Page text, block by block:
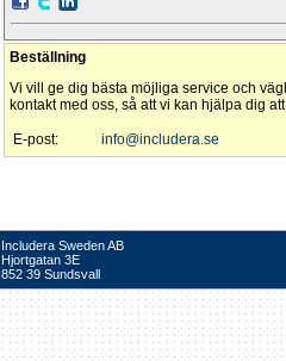
Beställning
Vi vill ge dig bästa möjliga service och
kontakt med oss, så att vi kan hjälpa dig
E-post: info@includera.se
Includera Sweden AB
Hjortgatan 3E
852 39 Sundsvall